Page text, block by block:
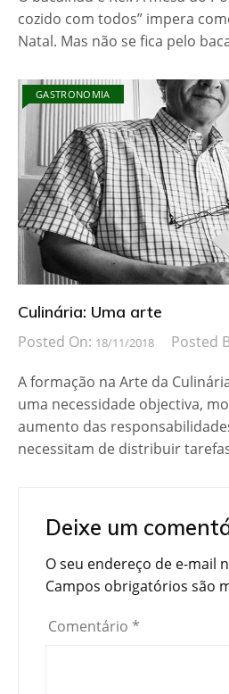
cozido com todos” impera
Natal. Mas não se fica pelo
GASTRONOMIA
Culinária: Uma arte
Posted On: 18/11/2018 Posted
A formação na Arte da
uma necessidade objectiva,
aumento das
necessitam de distribuir
Deixe um
O seu endereço de e-mail
Campos obrigatórios são
Comentário *